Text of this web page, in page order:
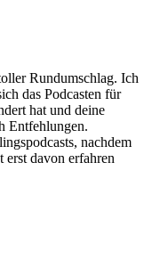
Rundumschlag. Ich
das Podcasten für
hat und deine
Entfehlungen.
nachdem
davon erfahren